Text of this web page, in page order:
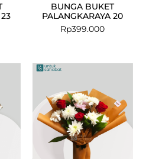
BUNGA BUKET
PALANGKARAYA 20
Rp399.000